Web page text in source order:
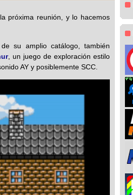
próxima reunión, y lo hacemos
su amplio catálogo, también
, un juego de exploración estilo
AY y posiblemente SCC.